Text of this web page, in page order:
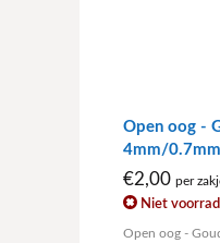
Open oog -
4mm/0.7mm
€2,00 per
Niet
Open oog -